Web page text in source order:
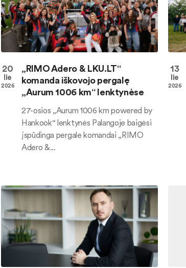
20
lie
2026
„RIMO Adero & LKU.LT“
komanda iškovojo pergalę
„Aurum 1006 km“ lenktynėse
27-osios „Aurum 1006 km powered by
Hankook“ lenktynės Palangoje baigėsi
įspūdinga pergale komandai „RIMO
Adero &...
13
lie
2026